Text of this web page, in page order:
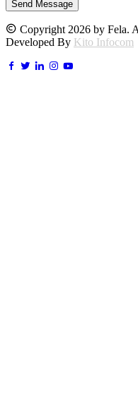
Send Message
Copyright 2026 by Fela.
Developed By Kito Infocom